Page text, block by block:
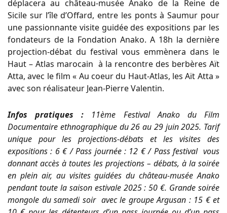
déplacera au château-musée Anako de la Reine de
Sicile sur l’île d’Offard, entre les ponts à Saumur pour
une passionnante visite guidée des expositions par les
fondateurs de la Fondation Anako. A 18h la dernière
projection-débat du festival vous emmènera dans le
Haut – Atlas marocain à la rencontre des berbères Aït
Atta, avec le film « Au coeur du Haut-Atlas, les Aït Atta »
avec son réalisateur Jean-Pierre Valentin.
Infos pratiques : 11ème Festival Anako du Film
Documentaire ethnographique du 26 au 29 juin 2025. Tarif
unique pour les projections-débats et les visites des
expositions : 6 € / Pass journée : 12 € / Pass festival vous
donnant accès à toutes les projections – débats, à la soirée
en plein air, au visites guidées du château-musée Anako
pendant toute la saison estivale 2025 : 50 €. Grande soirée
mongole du samedi soir avec le groupe Argusan : 15 € et